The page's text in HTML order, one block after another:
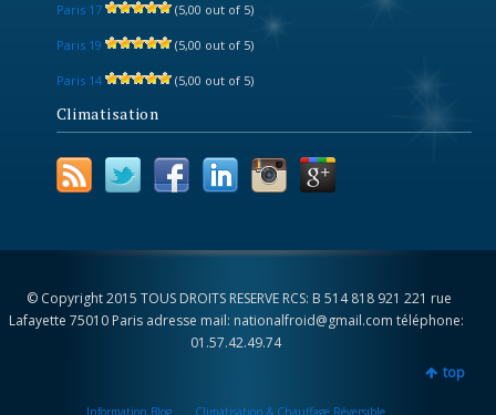
Paris 17 (5,00 out of 5)
Paris 19 (5,00 out of 5)
Paris 14 (5,00 out of 5)
Climatisation
© Copyright 2015 TOUS DROITS RESERVE RCS: B 514 818 921 221 rue
Lafayette 75010 Paris adresse mail: nationalfroid@gmail.com téléphone:
01.57.42.49.74
top